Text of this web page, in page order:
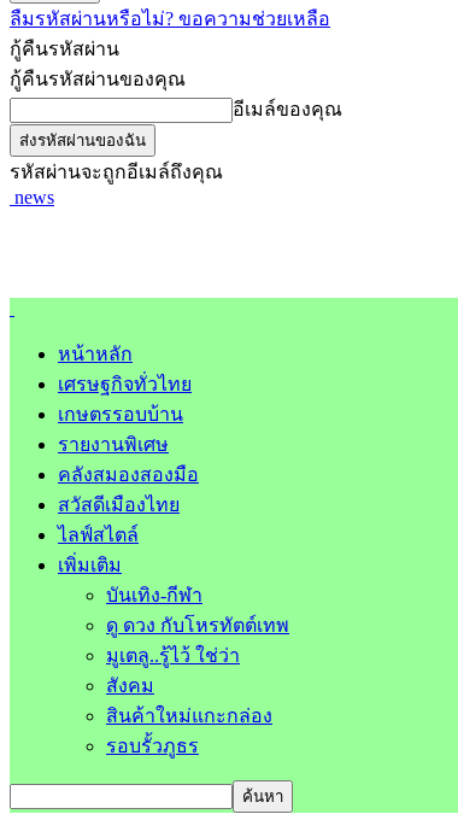
ลืมรหัสผ่านหรือไม่? ขอความช่วยเหลือ
กู้คืนรหัสผ่าน
กู้คืนรหัสผ่านของคุณ
อีเมล์ของคุณ
รหัสผ่านจะถูกอีเมล์ถึงคุณ
news
หน้าหลัก
เศรษฐกิจทั่วไทย
เกษตรรอบบ้าน
รายงานพิเศษ
คลังสมองสองมือ
สวัสดีเมืองไทย
ไลฟ์สไตล์
เพิ่มเติม
บันเทิง-กีฬา
ดู ดวง กับโหรทัตต์เทพ
มูเตลู..รู้ไว้ ใช่ว่า
สังคม
สินค้าใหม่แกะกล่อง
รอบรั้วภูธร